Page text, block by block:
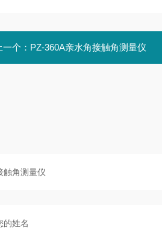
一个： PZ-360A亲水角接触角测量仪